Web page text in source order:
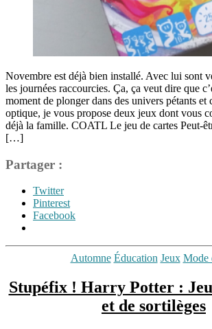
Novembre est déjà bien installé. Avec lui sont
les journées raccourcies. Ça, ça veut dire que
moment de plonger dans des univers pétants et
optique, je vous propose deux jeux dont vous
déjà la famille. COATL Le jeu de cartes Peut-
[…]
Partager :
Twitter
Pinterest
Facebook
Étiquettes
Apprendre
jouant,
Catégories
Automne Éducation Jeux Mode
Stupéfix ! Harry Potter : Jeu
et de sortilèges